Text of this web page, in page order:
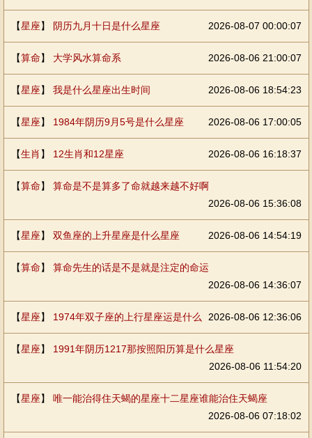
【星座】 阴历九月十日是什么星座 2026-08-07 00:00:07
【算命】 大学风水算命系 2026-08-06 21:00:07
【星座】 我是什么星座出生时间 2026-08-06 18:54:23
【星座】 1984年阴历9月5号是什么星座 2026-08-06 17:00:05
【生肖 】 12生肖和12星座 2026-08-06 16:18:37
【算命】 算命是不是算多了命就越来越不好啊
2026-08-06 15:36:08
【星座】 双鱼座的上升星座是什么星座 2026-08-06 14:54:19
【算命】 算命先生的话是不是就是注定的命运
2026-08-06 14:36:07
【星座】 1974年双子座的上行星座运是什么 2026-08-06 12:36:06
【星座】 1991年阴历1217那按照阳历算是什么星座
2026-08-06 11:54:20
【星座】 唯一能治得住天蝎的星座十二星座谁能治住天蝎座
2026-08-06 07:18:02